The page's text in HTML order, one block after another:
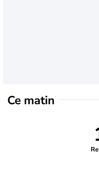
Ce matin